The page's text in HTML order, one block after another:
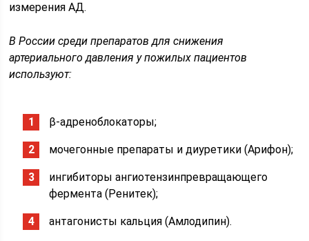
измерения АД.
В России среди препаратов для снижения
артериального давления у пожилых пациентов
используют:
β-адреноблокаторы;
мочегонные препараты и диуретики (Арифон);
ингибиторы ангиотензинпревращающего
фермента (Ренитек);
антагонисты кальция (Амлодипин).